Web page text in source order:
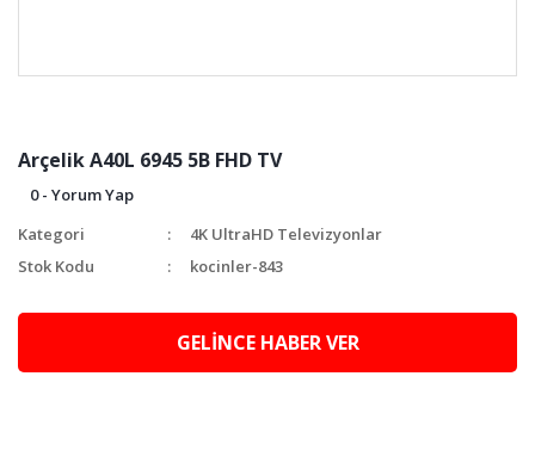
Arçelik A40L 6945 5B FHD TV
0 - Yorum Yap
Kategori
4K UltraHD Televizyonlar
Stok Kodu
kocinler-843
GELİNCE HABER VER